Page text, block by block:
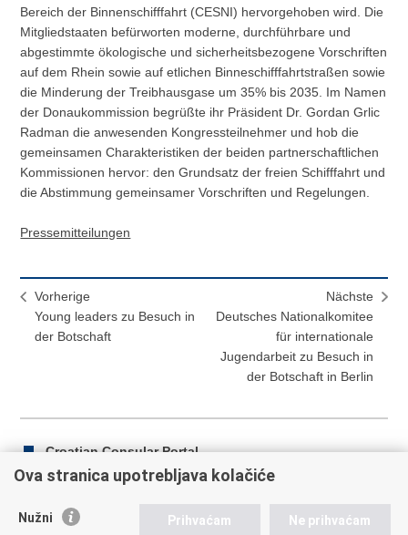
Bereich der Binnenschifffahrt (CESNI) hervorgehoben wird. Die
Mitgliedstaaten befürworten moderne, durchführbare und
abgestimmte ökologische und sicherheitsbezogene Vorschriften
auf dem Rhein sowie auf etlichen Binneschifffahrtstraßen sowie
die Minderung der Treibhausgase um 35% bis 2035. Im Namen
der Donaukommission begrüßte ihr Präsident Dr. Gordan Grlic
Radman die anwesenden Kongressteilnehmer und hob die
gemeinsamen Charakteristiken der beiden partnerschaftlichen
Kommissionen hervor: den Grundsatz der freien Schifffahrt und
die Abstimmung gemeinsamer Vorschriften und Regelungen.
Pressemitteilungen
Vorherige
Young leaders zu Besuch in
der Botschaft
Nächste
Deutsches Nationalkomitee
für internationale
Jugendarbeit zu Besuch in
der Botschaft in Berlin
Croatian Consular Portal
Ova stranica upotrebljava kolačiće
Nužni Prihvaćam Ne prihvaćam